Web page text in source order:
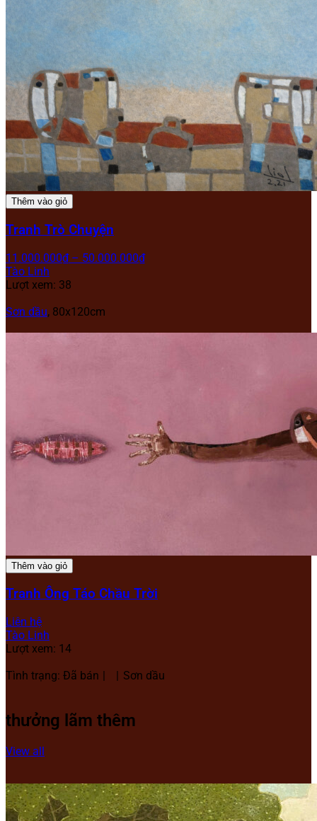
Thêm vào giỏ
Tranh Trò Chuyện
11.000.000₫ – 50.000.000₫
Tào Linh
Lượt xem: 38
Sơn dầu, 80x120cm
Thêm vào giỏ
Tranh Ông Táo Chầu Trời
Liên hệ
Tào Linh
Lượt xem: 14
Tình trạng: Đã bán
Sơn dầu
thưởng lãm thêm
View all